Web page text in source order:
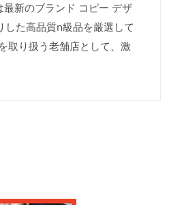
新のブランド コピー デザ
した高品質n級品を厳選して
取り扱う老舗店として、激